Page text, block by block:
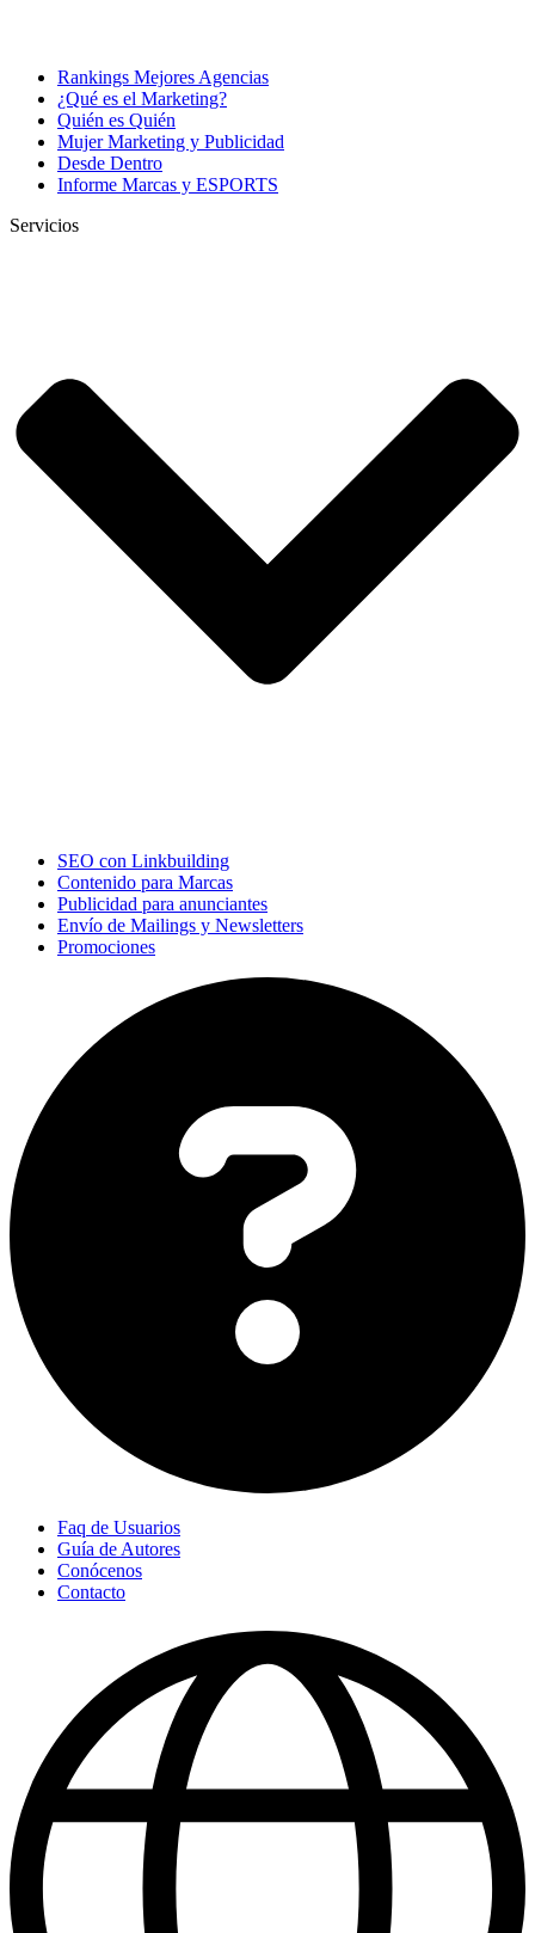
Rankings Mejores Agencias
¿Qué es el Marketing?
Quién es Quién
Mujer Marketing y Publicidad
Desde Dentro
Informe Marcas y ESPORTS
Servicios
SEO con Linkbuilding
Contenido para Marcas
Publicidad para anunciantes
Envío de Mailings y Newsletters
Promociones
Faq de Usuarios
Guía de Autores
Conócenos
Contacto